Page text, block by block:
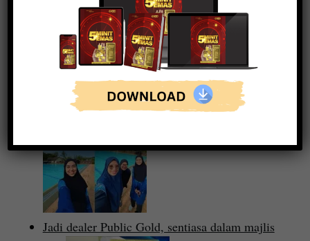
ARTIKEL BISNES EMAS
Ada duit, tambah ilmu dan skill.
Jadi dealer Public Gold, sentiasa dalam majlis